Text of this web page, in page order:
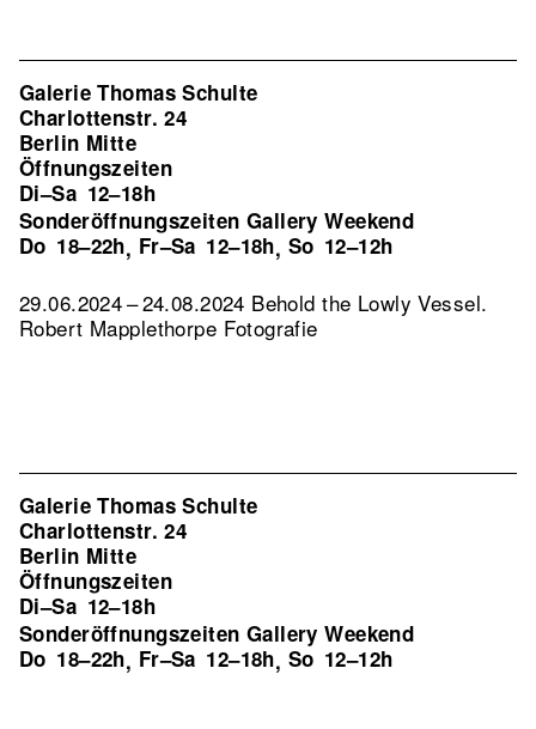
Galerie Thomas Schulte
Charlottenstr. 24
Berlin Mitte
Öffnungszeiten
Di–Sa 12–18h
Sonderöffnungszeiten Gallery Weekend
Do 18–22h, Fr–Sa 12–18h, So 12–12h
29.06.2024 – 24.08.2024 Behold the Lowly Vessel.
Robert Mapplethorpe Fotografie
Galerie Thomas Schulte
Charlottenstr. 24
Berlin Mitte
Öffnungszeiten
Di–Sa 12–18h
Sonderöffnungszeiten Gallery Weekend
Do 18–22h, Fr–Sa 12–18h, So 12–12h